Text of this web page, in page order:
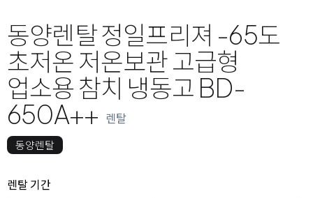
동양렌탈 정일프리져 -65도
초저온 저온보관 고급형
업소용 참치 냉동고 BD-
650A++ 렌탈
동양렌탈
옵션 선택
렌탈 선택
렌탈 기간